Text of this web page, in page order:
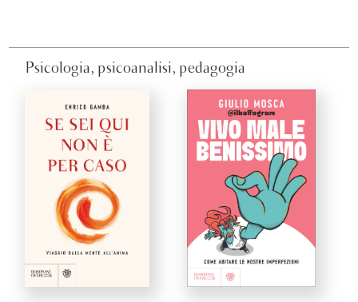
Psicologia, psicoanalisi, pedagogia